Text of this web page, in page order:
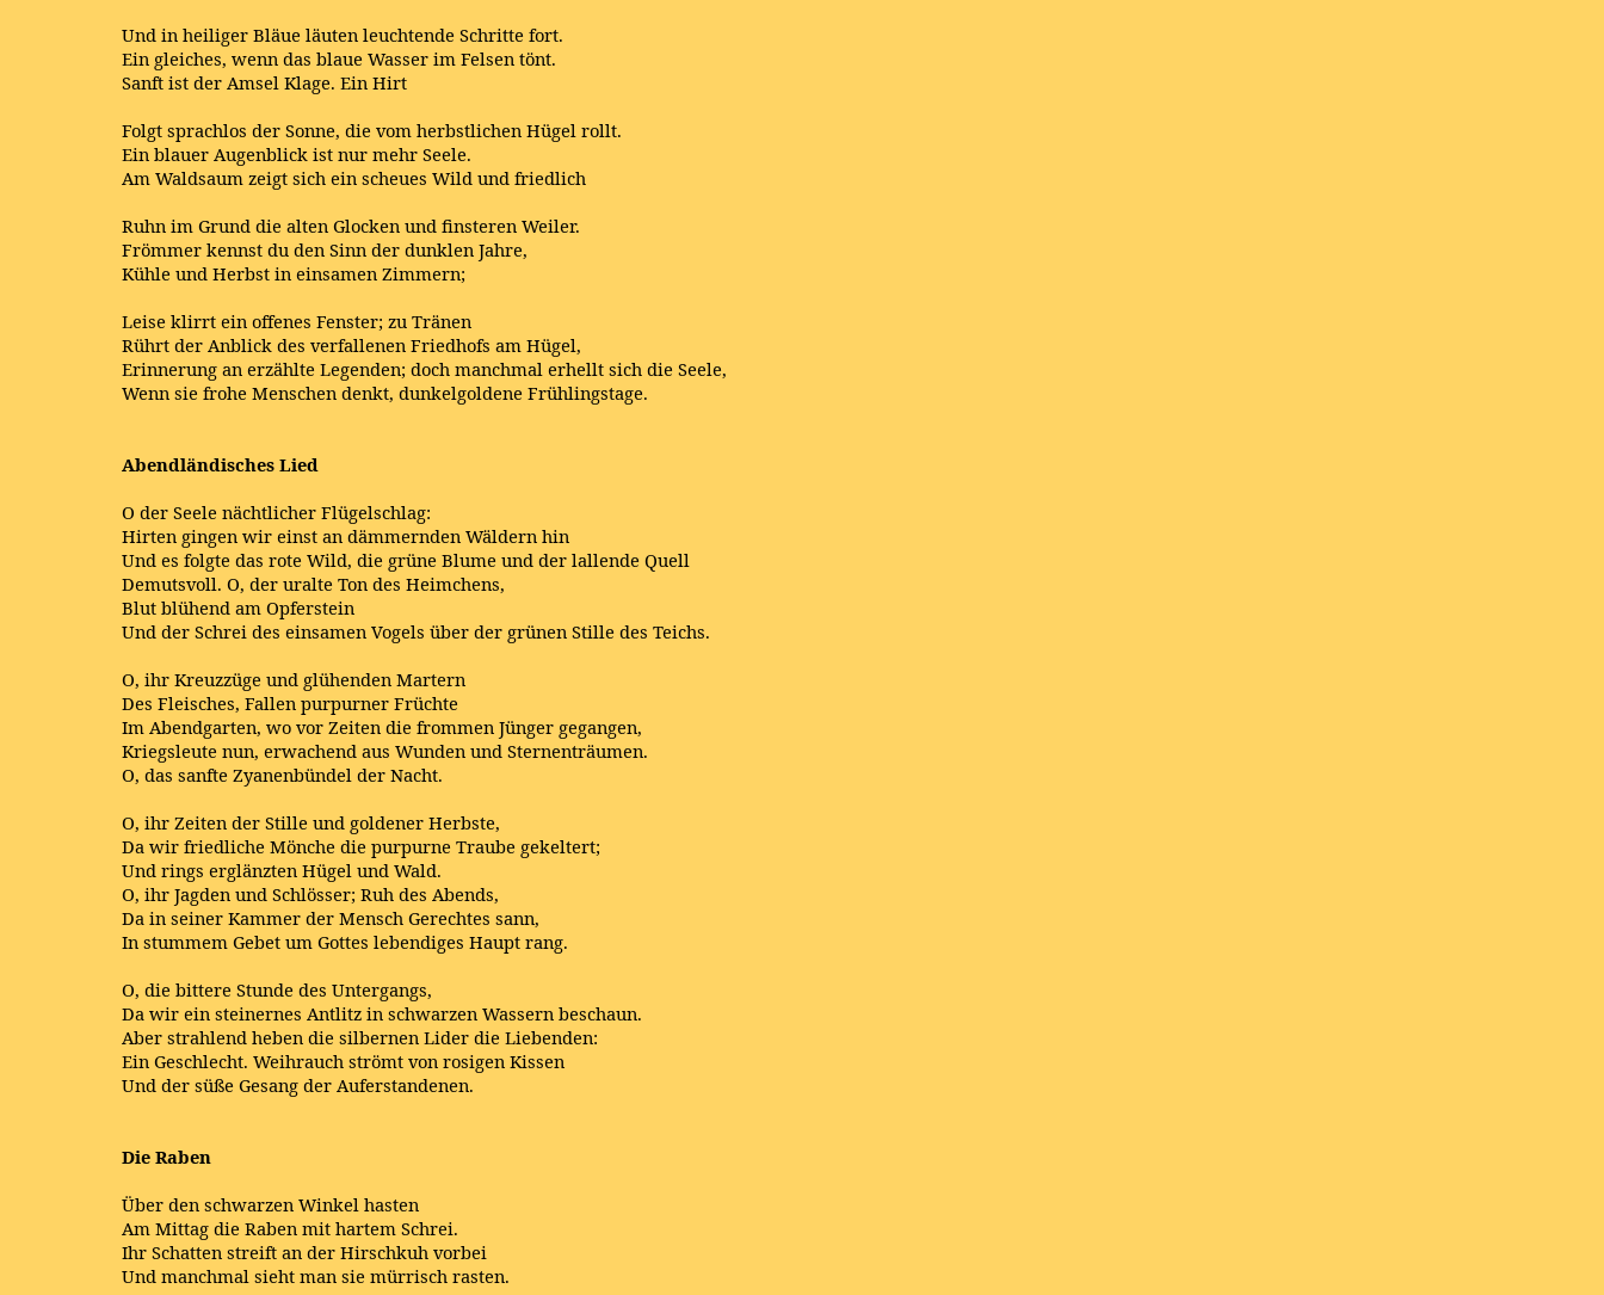
Und in heiliger Bläue läuten leuchtende Schritte fort.
Ein gleiches, wenn das blaue Wasser im Felsen tönt.
Sanft ist der Amsel Klage. Ein Hirt
Folgt sprachlos der Sonne, die vom herbstlichen Hügel rollt.
Ein blauer Augenblick ist nur mehr Seele.
Am Waldsaum zeigt sich ein scheues Wild und friedlich
Ruhn im Grund die alten Glocken und finsteren Weiler.
Frömmer kennst du den Sinn der dunklen Jahre,
Kühle und Herbst in einsamen Zimmern;
Leise klirrt ein offenes Fenster; zu Tränen
Rührt der Anblick des verfallenen Friedhofs am Hügel,
Erinnerung an erzählte Legenden; doch manchmal erhellt sich die Seele,
Wenn sie frohe Menschen denkt, dunkelgoldene Frühlingstage.
Abendländisches Lied
O der Seele nächtlicher Flügelschlag:
Hirten gingen wir einst an dämmernden Wäldern hin
Und es folgte das rote Wild, die grüne Blume und der lallende Quell
Demutsvoll. O, der uralte Ton des Heimchens,
Blut blühend am Opferstein
Und der Schrei des einsamen Vogels über der grünen Stille des Teichs.
O, ihr Kreuzzüge und glühenden Martern
Des Fleisches, Fallen purpurner Früchte
Im Abendgarten, wo vor Zeiten die frommen Jünger gegangen,
Kriegsleute nun, erwachend aus Wunden und Sternenträumen.
O, das sanfte Zyanenbündel der Nacht.
O, ihr Zeiten der Stille und goldener Herbste,
Da wir friedliche Mönche die purpurne Traube gekeltert;
Und rings erglänzten Hügel und Wald.
O, ihr Jagden und Schlösser; Ruh des Abends,
Da in seiner Kammer der Mensch Gerechtes sann,
In stummem Gebet um Gottes lebendiges Haupt rang.
O, die bittere Stunde des Untergangs,
Da wir ein steinernes Antlitz in schwarzen Wassern beschaun.
Aber strahlend heben die silbernen Lider die Liebenden:
Ein Geschlecht. Weihrauch strömt von rosigen Kissen
Und der süße Gesang der Auferstandenen.
Die Raben
Über den schwarzen Winkel hasten
Am Mittag die Raben mit hartem Schrei.
Ihr Schatten streift an der Hirschkuh vorbei
Und manchmal sieht man sie mürrisch rasten.